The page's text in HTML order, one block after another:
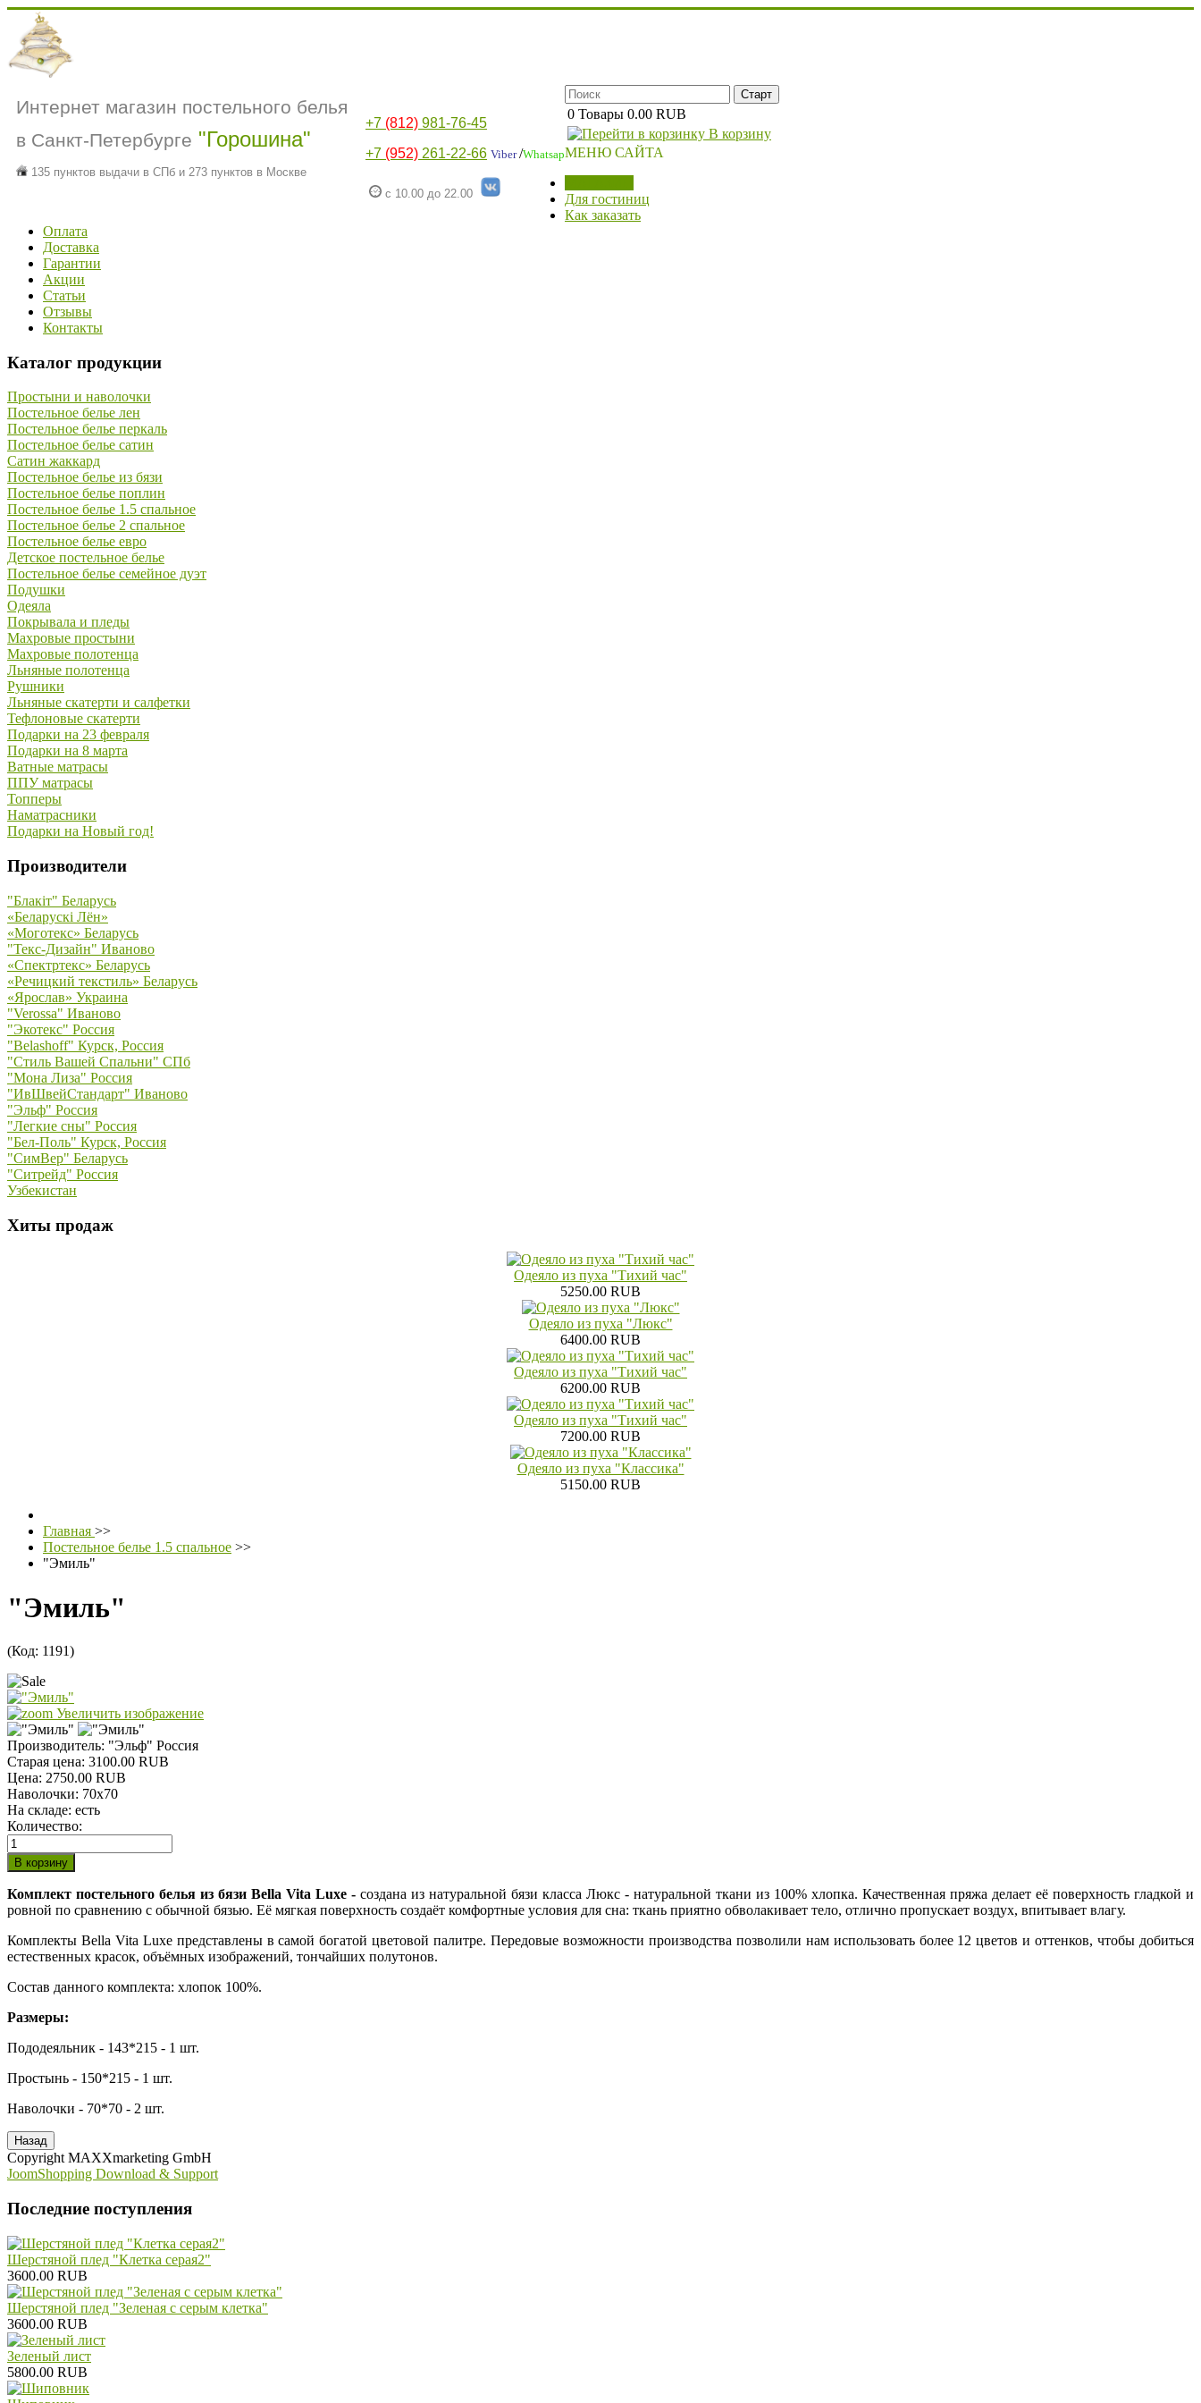
Интернет магазин постельного белья
в Санкт-Петербурге "Горошина"
135 пунктов выдачи в СПб и 273 пунктов в Москве
+7 (812) 981-76-45
+7 (952) 261-22-66 Viber/Whatsap
с 10.00 до 22.00
0 Товары 0.00 RUB
В корзину
МЕНЮ САЙТА
Для гостиниц
Как заказать
Оплата
Доставка
Гарантии
Акции
Статьи
Отзывы
Контакты
Каталог продукции
Простыни и наволочки
Постельное белье лен
Постельное белье перкаль
Постельное белье сатин
Сатин жаккард
Постельное белье из бязи
Постельное белье поплин
Постельное белье 1.5 спальное
Постельное белье 2 спальное
Постельное белье евро
Детское постельное белье
Постельное белье семейное дуэт
Подушки
Одеяла
Покрывала и пледы
Махровые простыни
Махровые полотенца
Льняные полотенца
Рушники
Льняные скатерти и салфетки
Тефлоновые скатерти
Подарки на 23 февраля
Подарки на 8 марта
Ватные матрасы
ППУ матрасы
Топперы
Наматрасники
Подарки на Новый год!
Производители
"Блакiт" Беларусь
«Беларускi Лён»
«Моготекс» Беларусь
"Текс-Дизайн" Иваново
«Спектртекс» Беларусь
«Речицкий текстиль» Беларусь
«Ярослав» Украина
"Verossa" Иваново
"Экотекс" Россия
"Belashoff" Курск, Россия
"Стиль Вашей Спальни" СПб
"Мона Лиза" Россия
"ИвШвейСтандарт" Иваново
"Эльф" Россия
"Легкие сны" Россия
"Бел-Поль" Курск, Россия
"СимВер" Беларусь
"Ситрейд" Россия
Узбекистан
Хиты продаж
Одеяло из пуха "Тихий час"
5250.00 RUB
Одеяло из пуха "Люкс"
6400.00 RUB
Одеяло из пуха "Тихий час"
6200.00 RUB
Одеяло из пуха "Тихий час"
7200.00 RUB
Одеяло из пуха "Классика"
5150.00 RUB
Главная >>
Постельное белье 1.5 спальное >>
"Эмиль"
"Эмиль"
(Код: 1191)
Увеличить изображение
Производитель: "Эльф" Россия
Старая цена: 3100.00 RUB
Цена: 2750.00 RUB
Наволочки: 70х70
На складе: есть
Количество:
Комплект постельного белья из бязи Bella Vita Luxe - создана из натуральной бязи класса Люкс - натуральной ткани из 100% хлопка. Качественная пряжа делает её поверхность гладкой и
ровной по сравнению с обычной бязью. Её мягкая поверхность создаёт комфортные условия для сна: ткань приятно обволакивает тело, отлично пропускает воздух, впитывает влагу.
Комплекты Bella Vita Luxe представлены в самой богатой цветовой палитре. Передовые возможности производства позволили нам использовать более 12 цветов и оттенков, чтобы добиться
естественных красок, объёмных изображений, тончайших полутонов.
Состав данного комплекта: хлопок 100%.
Размеры:
Пододеяльник - 143*215 - 1 шт.
Простынь - 150*215 - 1 шт.
Наволочки - 70*70 - 2 шт.
Copyright MAXXmarketing GmbH
JoomShopping Download & Support
Последние поступления
Шерстяной плед "Клетка серая2"
3600.00 RUB
Шерстяной плед "Зеленая с серым клетка"
3600.00 RUB
Зеленый лист
5800.00 RUB